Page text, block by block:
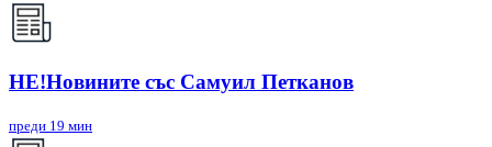
НЕ!Новините със Самуил Петканов
преди 19 мин